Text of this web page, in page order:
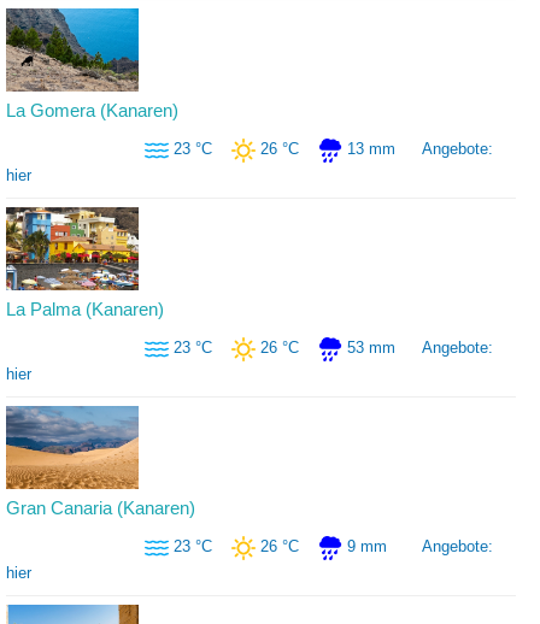
La Gomera (Kanaren)
23 °C 26 °C 13 mm
Angebote:
hier
La Palma (Kanaren)
23 °C 26 °C 53 mm
Angebote:
hier
Gran Canaria (Kanaren)
23 °C 26 °C 9 mm
Angebote:
hier